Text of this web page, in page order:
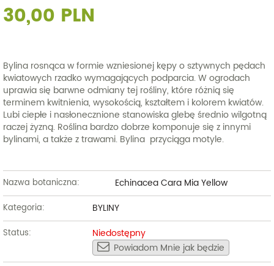
30,00 PLN
Bylina rosnąca w formie wzniesionej kępy o sztywnych pędach
kwiatowych rzadko wymagających podparcia. W ogrodach
uprawia się barwne odmiany tej rośliny, które różnią się
terminem kwitnienia, wysokością, kształtem i kolorem kwiatów.
Lubi ciepłe i nasłonecznione stanowiska glebę średnio wilgotną
raczej żyzną. Roślina bardzo dobrze komponuje się z innymi
bylinami, a także z trawami. Bylina przyciąga motyle.
Nazwa botaniczna: Echinacea Cara Mia Yellow
Kategoria: BYLINY
Status:
Niedostępny
Powiadom Mnie jak będzie